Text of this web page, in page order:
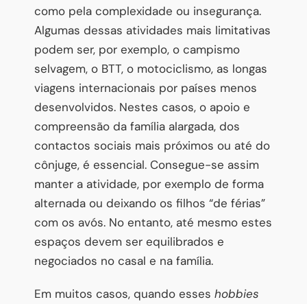
como pela complexidade ou insegurança.
Algumas dessas atividades mais limitativas
podem ser, por exemplo, o campismo
selvagem, o BTT, o motociclismo, as longas
viagens internacionais por países menos
desenvolvidos. Nestes casos, o apoio e
compreensão da família alargada, dos
contactos sociais mais próximos ou até do
cônjuge, é essencial. Consegue-se assim
manter a atividade, por exemplo de forma
alternada ou deixando os filhos “de férias”
com os avós. No entanto, até mesmo estes
espaços devem ser equilibrados e
negociados no casal e na família.
Em muitos casos, quando esses hobbies